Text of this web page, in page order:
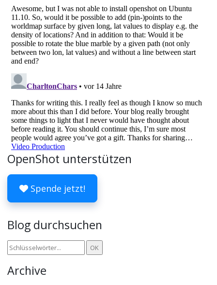
OpenShot unterstützen
Spende jetzt!
Blog durchsuchen
Archive